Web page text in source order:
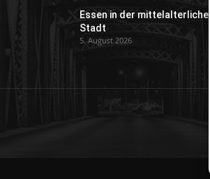
Essen in der mittelalterlichen
Stadt
5. August 2026